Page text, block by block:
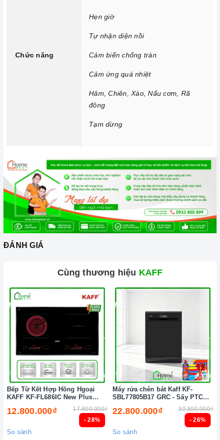
Chức năng Cảm biến chống tràn:
bị tràn ra mặt bếp, cảm ứng sẽ phát ra tiếng bíp và tự động
tắt để đảm bảo an toàn cho người dùng và giữ cho bếp sạch
Chức năng Cảm ứng quá nhiệt:
bếp từ
sẽ tự động ngắt và cảnh báo cho
người dùng mã lỗi E1 trên bảng điều khiển.
Chức năng Hâm, Chiên, Xào, Nấu cơm, Rã đông:
cần đơn giản nhấn nút chức năng này và để
chỉnh công suất hoạt động.
chương trình, nghĩa là các vùng nấu có thể bị tạm dừng và
sau đó khi nhấn lại, nó sẽ tiếp tục quá trình nấu.
Chức năng an toàn
2. Một số lưu ý khi sử dụng sản phẩm
Chức năng
Hẹn giờ
Tự nhận diện nồi
Cảm biến chống tràn
Cảm ứng quá nhiệt
Hâm, Chiên, Xào, Nấu cơm, Rã
đông
Tạm dừng
ĐÁNH GIÁ
Cùng thương hiệu KAFF
- 28%
Bếp Từ Kết Hợp Hồng Hgoại
KAFF KF-FL686IC New Plus
12.800.000₫ 17.800.000₫
So sánh
- 26%
Máy rửa chén bát Kaff KF-
SBL77805B17 GRC - Sấy PTC
22.800.000₫ 30.800.000₫
So sánh